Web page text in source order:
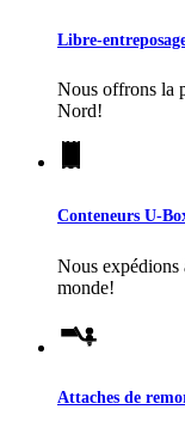
Libre-
Nous offrons la
Nord!
Conteneurs U-
Nous expédions
monde!
Attaches de